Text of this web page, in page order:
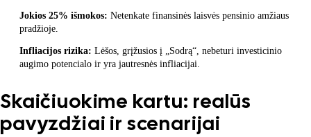
Jokios 25% išmokos: Netenkate finansinės laisvės pensinio amžiaus
pradžioje.
Infliacijos rizika: Lėšos, grįžusios į „Sodrą“, nebeturi investicinio
augimo potencialo ir yra jautresnės infliacijai.
Skaičiuokime kartu: realūs
pavyzdžiai ir scenarijai